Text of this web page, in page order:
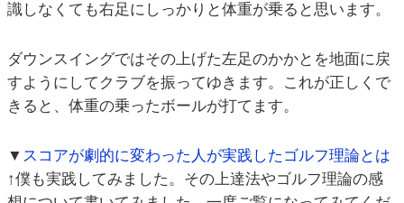
識しなくても右足にしっかりと体重が乗ると思います。
ダウンスイングではその上げた左足のかかとを地面に戻
すようにしてクラブを振ってゆきます。これが正しくで
きると、体重の乗ったボールが打てます。
▼ スコアが劇的に変わった人が実践したゴルフ理論とは
↑僕も実践してみました。その上達法やゴルフ理論の感